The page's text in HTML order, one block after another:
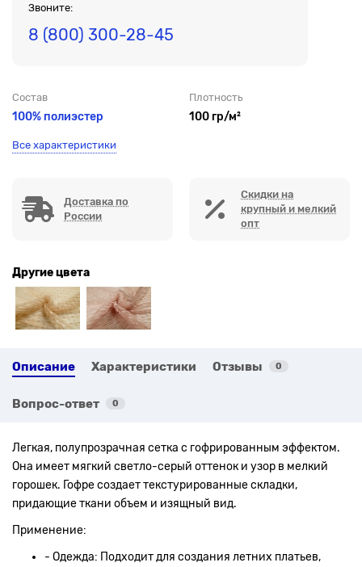
Звоните:
8 (800) 300-28-45
Состав
100% полиэстер
Плотность
100 гр/м²
Все характеристики
Доставка по
России
Скидки на
крупный и мелкий
опт
Другие цвета
Описание Характеристики Отзывы 0
Вопрос-ответ 0
Легкая, полупрозрачная сетка с гофрированным эффектом.
Она имеет мягкий светло-серый оттенок и узор в мелкий
горошек. Гофре создает текстурированные складки,
придающие ткани объем и изящный вид.
Применение:
- Одежда: Подходит для создания летних платьев,